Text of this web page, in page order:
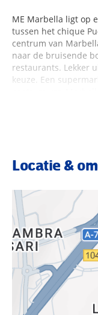
ME Marbella ligt op
tussen het chique
centrum van
naar de bruisende
restaurants. Lekker
keuze. Een
probleem. Zelfs de
Faciliteiten ME
Bij ME Marbella
binnenstapt, valt de
en relaxte lounge
restaurants met
bar. Buiten
een zonneterras met
vakantiegangers is
levendig
helemaal tot rust in
Locatie &